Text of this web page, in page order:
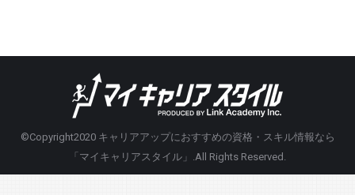
©Copyright2020 キャリアアップにおすすめの資格・スキル情報なら
「マイキャリアスタイル」 .All Rights Reserved.